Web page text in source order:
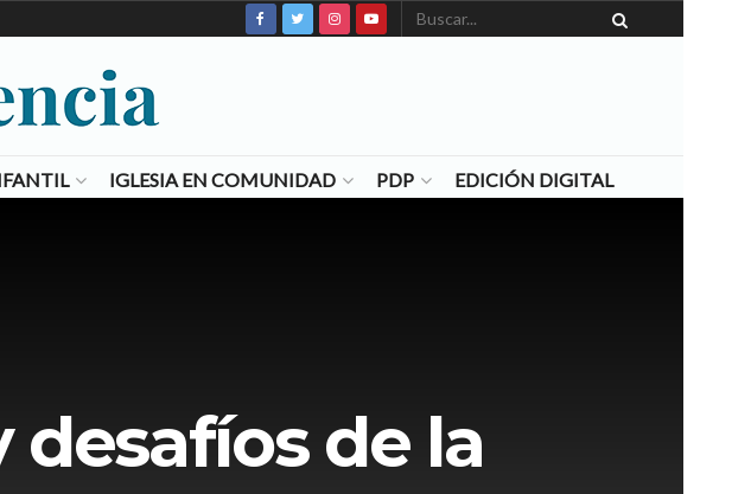
IGLESIA EN COMUNIDAD PDP EDICIÓN DIGITAL
desafíos de la